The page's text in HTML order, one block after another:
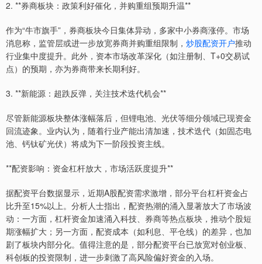
2. **券商板块：政策利好催化，并购重组预期升温**
作为“牛市旗手”，券商板块今日集体异动，多家中小券商涨停。市场
消息称，监管层或进一步放宽券商并购重组限制， 炒股配资开户推动
行业集中度提升。此外，资本市场改革深化（如注册制、T+0交易试
点）的预期，亦为券商带来长期利好。
3. **新能源：超跌反弹，关注技术迭代机会**
尽管新能源板块整体涨幅落后，但锂电池、光伏等细分领域已现资金
回流迹象。业内认为，随着行业产能出清加速，技术迭代（如固态电
池、钙钛矿光伏）将成为下一阶段投资主线。
**配资影响：资金杠杆放大，市场活跃度提升**
据配资平台数据显示，近期A股配资需求激增，部分平台杠杆资金占
比升至15%以上。分析人士指出，配资热潮的涌入显著放大了市场波
动：一方面，杠杆资金加速涌入科技、券商等热点板块，推动个股短
期涨幅扩大；另一方面，配资成本（如利息、平仓线）的差异，也加
剧了板块内部分化。值得注意的是，部分配资平台已放宽对创业板、
科创板的投资限制，进一步刺激了高风险偏好资金的入场。